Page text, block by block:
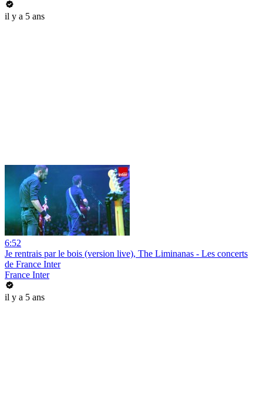
il y a 5 ans
6:52
Je rentrais par le bois (version live), The Liminanas - Les concerts
de France Inter
France Inter
il y a 5 ans